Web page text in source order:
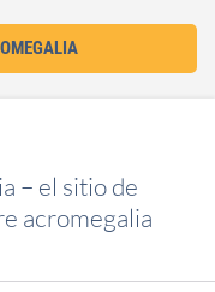
– el sitio de
acromegalia